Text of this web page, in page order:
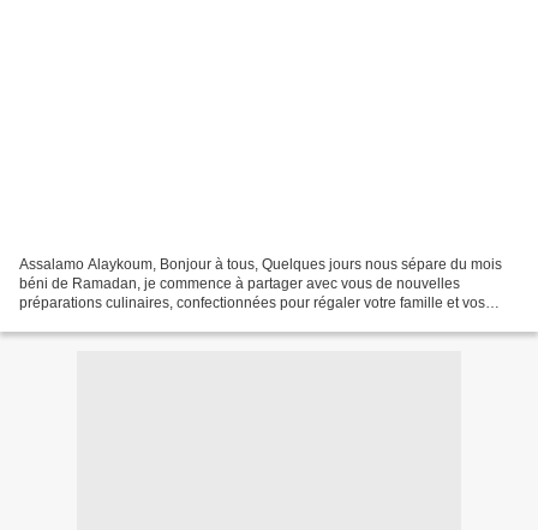
Assalamo Alaykoum, Bonjour à tous, Quelques jours nous sépare du mois
béni de Ramadan, je commence à partager avec vous de nouvelles
préparations culinaires, confectionnées pour régaler votre famille et vos